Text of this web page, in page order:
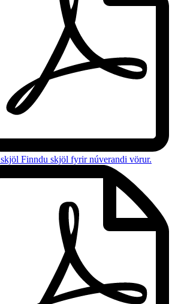
Finndu skjöl fyrirnúverandi vörur.